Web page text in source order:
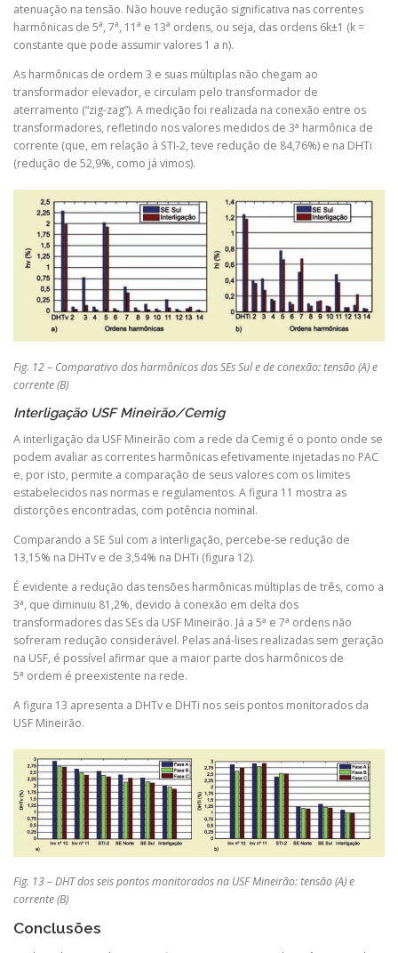
atenuação na tensão. Não houve redução significativa nas correntes
harmônicas de 5a, 7a, 11 a e 13a ordens, ou seja, das ordens 6k±1 (k =
constante que pode assumir valores 1 a n).
As harmônicas de ordem 3 e suas múltiplas não chegam ao
transformador elevador, e circulam pelo transformador de
aterramento (“zig-zag”). A medição foi realizada na conexão entre os
transformadores, refletindo nos valores medidos de 3a harmônica de
corrente (que, em relação à STI-2, teve redução de 84,76%) e na DHTi
(redução de 52,9%, como já vimos).
Fig. 12 – Comparativo dos harmônicos das SEs Sul e de conexão: tensão (A) e
corrente (B)
Interligação USF Mineirão/Cemig
A interligação da USF Mineirão com a rede da Cemig é o ponto onde se
podem avaliar as correntes harmônicas efetivamente injetadas no PAC
e, por isto, permite a comparação de seus valores com os limites
estabelecidos nas normas e regulamentos. A figura 11 mostra as
distorções encontradas, com potência nominal.
Comparando a SE Sul com a interligação, percebe-se redução de
13,15% na DHTv e de 3,54% na DHTi (figura 12).
É evidente a redução das tensões harmônicas múltiplas de três, como a
3a, que diminuiu 81,2%, devido à conexão em delta dos
transformadores das SEs da USF Mineirão. Já a 5a e 7a ordens não
sofreram redução considerável. Pelas aná-lises realizadas sem geração
na USF, é possível afirmar que a maior parte dos harmônicos de
5a ordem é preexistente na rede.
A figura 13 apresenta a DHTv e DHTi nos seis pontos monitorados da
USF Mineirão.
Fig. 13 – DHT dos seis pontos monitorados na USF Mineirão: tensão (A) e
corrente (B)
Conclusões